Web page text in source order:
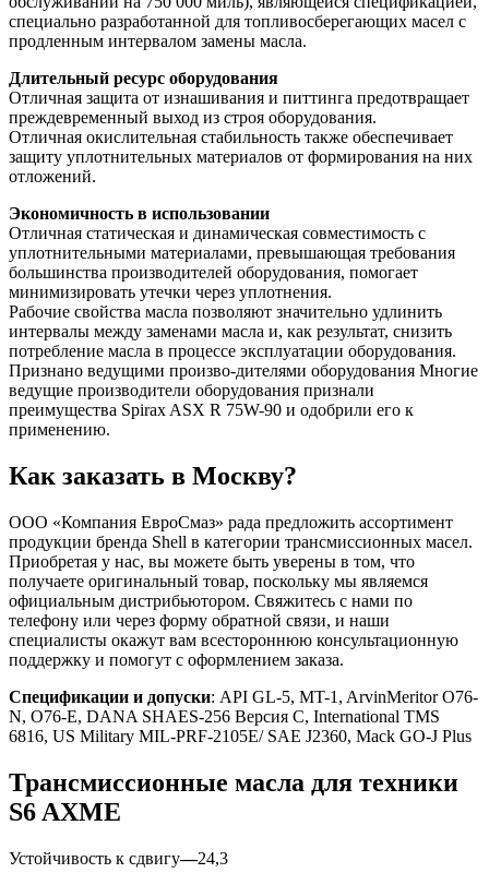
специально разработанной для топливосберегающих масел с
продленным интервалом замены масла.
Длительный ресурс оборудования
Отличная защита от изнашивания и питтинга предотвращает
преждевременный выход из строя оборудования.
Отличная окислительная стабильность также обеспечивает
защиту уплотнительных материалов от формирования на них
отложений.
Экономичность в использовании
Отличная статическая и динамическая совместимость с
уплотнительными материалами, превышающая требования
большинства производителей оборудования, помогает
минимизировать утечки через уплотнения.
Рабочие свойства масла позволяют значительно удлинить
интервалы между заменами масла и, как результат, снизить
потребление масла в процессе эксплуатации оборудования.
Признано ведущими произво-дителями оборудования Многие
ведущие производители оборудования признали
преимущества Spirax ASX R 75W-90 и одобрили его к
применению.
Как заказать в Москву?
ООО «Компания ЕвроСмаз» рада предложить ассортимент
продукции бренда Shell в категории трансмиссионных масел.
Приобретая у нас, вы можете быть уверены в том, что
получаете оригинальный товар, поскольку мы являемся
официальным дистрибьютором. Свяжитесь с нами по
телефону или через форму обратной связи, и наши
специалисты окажут вам всестороннюю консультационную
поддержку и помогут с оформлением заказа.
Спецификации и допуски: API GL-5, MT-1, ArvinMeritor O76-
N, O76-E, DANA SHAES-256 Версия С, International TMS
6816, US Military MIL-PRF-2105E/ SAE J2360, Mack GO-J Plus
Трансмиссионные масла для техники
S6 AXME
Устойчивость к сдвигу—24,3